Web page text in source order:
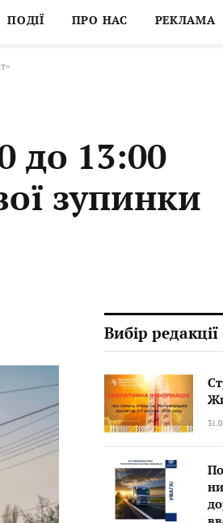
ПОДІЇ ПРО НАС РЕКЛАМА
до 13:00
зупинки
Вибір редакції